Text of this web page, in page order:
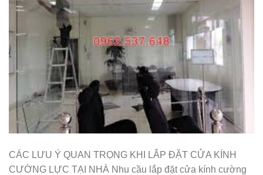
CÁC LƯU Ý QUAN TRỌNG KHI LẮP ĐẶT CỬA KÍNH
CƯỜNG LỰC TẠI NHÀ Nhu cầu lắp đặt cửa kính cường